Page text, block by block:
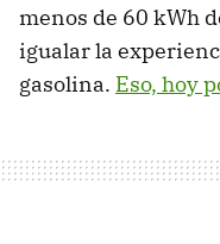
menos de 60 kWh
igualar la
gasolina. Eso, hoy